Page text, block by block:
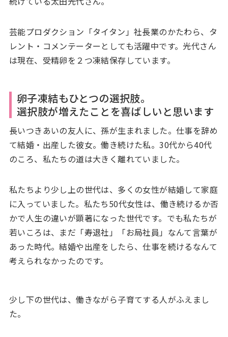
芸能プロダクション「タイタン」社長業のかたわら、タ
レント・コメンテーターとしても活躍中です。光代さん
は現在、受精卵を２つ凍結保存しています。
卵子凍結もひとつの選択肢。
選択肢が増えたことを喜ばしいと思います
長いつきあいの友人に、孫が生まれました。仕事を辞め
て結婚・出産した彼女。働き続けた私。30代から40代
のころ、私たちの道は大きく離れていました。
私たちより少し上の世代は、多くの女性が結婚して家庭
に入っていました。私たち50代女性は、働き続けるか否
かで人生の違いが顕著になった世代です。でも私たちが
若いころは、まだ「寿退社」「お局社員」なんて言葉が
あった時代。結婚や出産をしたら、仕事を続けるなんて
考えられなかったのです。
少し下の世代は、働きながら子育てする人がふえまし
た。